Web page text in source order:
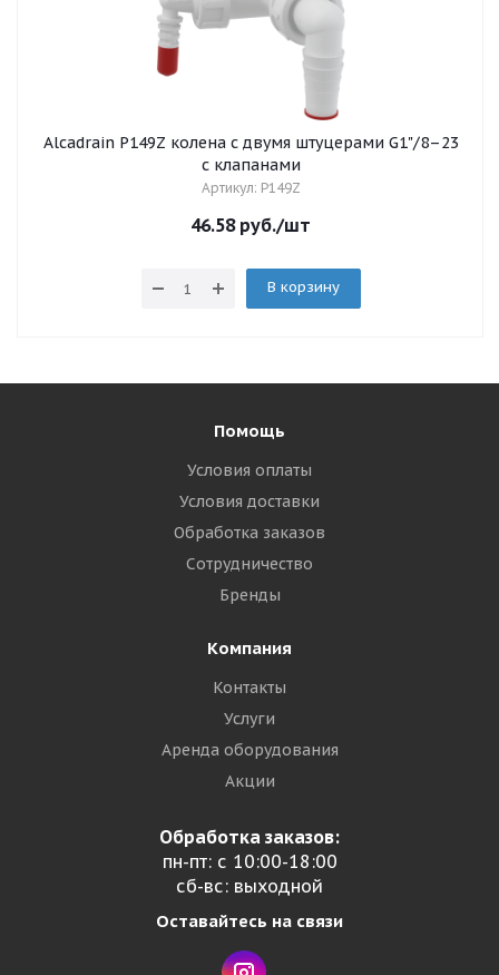
Alcadrain P149Z колена с двумя штуцерами G1"/8–23
с клапанами
Артикул: P149Z
46.58руб./шт
В корзину
Помощь
Условия оплаты
Условия доставки
Обработка заказов
Сотрудничество
Бренды
Компания
Контакты
Услуги
Аренда оборудования
Акции
Обработка заказов:
пн-пт: с 10:00-18:00
сб-вс: выходной
Оставайтесь на связи